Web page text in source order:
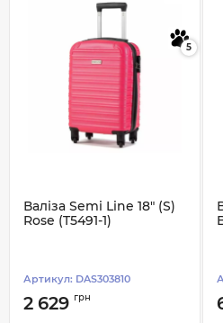
5
Валіза Semi Line 18" (S)
Rose (T5491-1)
Артикул: DAS303810
2 629 грн